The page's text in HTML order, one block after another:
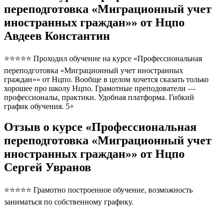
переподготовка «Миграционный учет
иностранных граждан»» от Нцпо
Авдеев Константин
⭐⭐⭐⭐⭐ Проходил обучение на курсе «Профессиональная
переподготовка «Миграционный учет иностранных
граждан»» от Нцпо. Вообще в целом хочется сказать только
хорошее про школу Нцпо. Грамотные преподователи —
профессионалы, практики. Удобная платформа. Гибкий
график обучения. 5+
Отзыв о курсе «Профессиональная
переподготовка «Миграционный учет
иностранных граждан»» от Нцпо
Сергей Увранов
⭐⭐⭐⭐⭐ Грамотно построенное обучение, возможность
заниматься по собственному графику.